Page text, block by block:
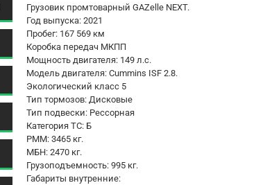
Грузовик промтоварный GAZelle NEXT.
Год выпуска: 2021
Пробег: 167 569 км
Коробка передач МКПП
Мощность двигателя: 149 л.с.
Модель двигателя: Cummins ISF 2.8.
Экологический класс 5
Тип тормозов: Дисковые
Тип подвески: Рессорная
Категория ТС: Б
РММ: 3465 кг.
МБН: 2470 кг.
Грузоподъемность: 995 кг.
Габариты внутренние: